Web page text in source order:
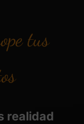
tus
realidad